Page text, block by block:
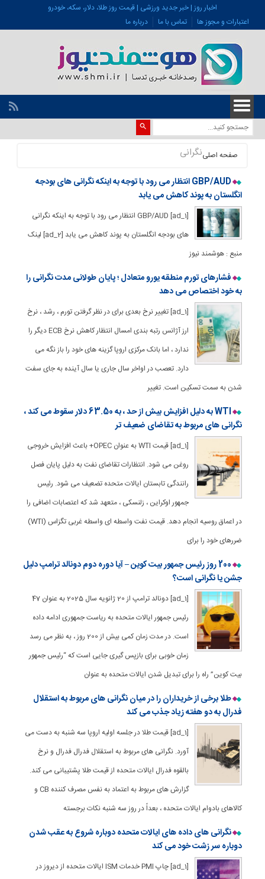
اخبار روز | خبر جدید ورزشی | قیمت روز طلا، دلار، سکه، خودرو
اعتبارات و مجوز ها
تماس با ما درباره ما
صفحه اصلینگرانی
GBP/AUD انتظار می رود با توجه به اینکه نگرانی های بودجه
انگلستان به پوند کاهش می یابد
[ad_1] GBP/AUD انتظار می رود با توجه به اینکه نگرانی
های بودجه انگلستان به پوند کاهش می یابد [ad_2] لینک
منبع : هوشمند نیوز
فشارهای تورم منطقه یورو متعادل ؛ پایان طولانی مدت نگرانی را
به خود اختصاص می دهد
[ad_1] تغییر نرخ بعدی برای در نظر گرفتن تورم ، رشد ، نرخ
ارز آژانس رتبه بندی امسال انتظار کاهش نرخ ECB دیگر را
ندارد ، اما بانک مرکزی اروپا گزینه های خود را باز نگه می
دارد. تعصب در اواخر سال جاری یا سال آینده به جای سفت
شدن به سمت تسکین است. تغییر
WTI به دلیل افزایش بیش از حد ، به 63.50 دلار سقوط می کند ،
نگرانی های مربوط به تقاضای ضعیف تر
[ad_1] قیمت WTI به عنوان OPEC+ باعث افزایش خروجی
روغن می شود. انتظارات تقاضای نفت به دلیل پایان فصل
رانندگی تابستان ایالات متحده تضعیف می شود. رئیس
جمهور اوکراین ، زلنسکی ، متعهد شد که اعتصابات اضافی را
در اعماق روسیه انجام دهد. قیمت نفت واسطه ای واسطه غربی تگزاس (WTI)
ضررهای خود را برای
200 روز رئیس جمهور بیت کوین – آیا دوره دوم دونالد ترامپ دلیل
جشن یا نگرانی است؟
[ad_1] دونالد ترامپ از 20 ژانویه سال 2025 به عنوان 47
رئیس جمهور ایالات متحده به ریاست جمهوری ادامه داده
است. در مدت زمان کمی بیش از 200 روز ، به نظر می رسد
زمان خوبی برای بازپس گیری جایی است که “رئیس جمهور
بیت کوین” راه را برای تبدیل شدن ایالات متحده به عنوان
طلا برخی از خریداران را در میان نگرانی های مربوط به استقلال
فدرال به دو هفته زیاد جذب می کند
[ad_1] قیمت طلا در جلسه اولیه اروپا سه شنبه به دست می
آورد. نگرانی های مربوط به استقلال فدرال فدرال و نرخ
بالقوه فدرال ایالات متحده از قیمت طلا پشتیبانی می کند.
گزارش های مربوط به اعتماد به نفس مصرف کننده CB و
کالاهای بادوام ایالات متحده ، بعداً در روز سه شنبه نکات برجسته
نگرانی های داده های ایالات متحده دوباره شروع به عقب شدن
دوباره سر زشت خود می کند
[ad_1] چاپ PMI خدمات ISM ایالات متحده از دیروز در